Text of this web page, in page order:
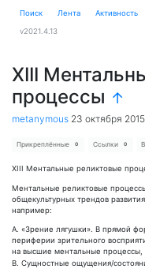
Поиск Лента Активность
v2021.4.13
XIII
процессы ↑
metanymous 23 октября
Прикреплённые 0 Ссылки 0
XIII Ментальные реликтовые
Ментальные реликтовые
общекультурных трендов
например:
A. «Зрение лягушки». В прямой
периферии зрительного
на высшие ментальные процессы,
B. Сущностные ощущения/